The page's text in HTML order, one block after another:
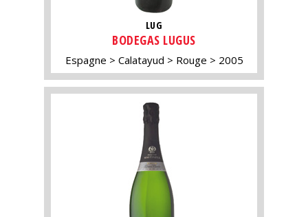
LUG
BODEGAS LUGUS
Espagne Calatayud Rouge 2005